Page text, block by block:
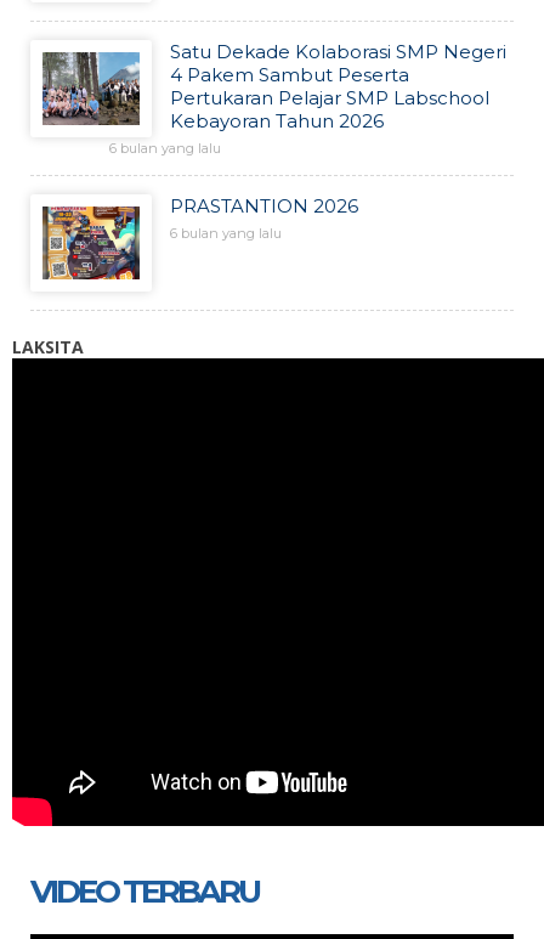
Satu Dekade Kolaborasi SMP Negeri
4 Pakem Sambut Peserta
Pertukaran Pelajar SMP Labschool
Kebayoran Tahun 2026
6 bulan yang lalu
PRASTANTION 2026
6 bulan yang lalu
LAKSITA
VIDEO TERBARU